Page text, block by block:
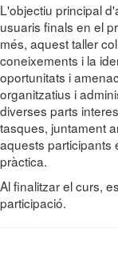
L'objectiu principal
usuaris finals en el
més, aquest taller
coneixements i la
oportunitats i
organitzatius i
diverses parts
tasques, juntament
aquests participants
pràctica.
Al finalitzar el curs,
participació.